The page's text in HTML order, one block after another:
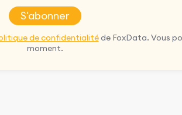
S'abonner
de confidentialitéde FoxData. Vous
moment.